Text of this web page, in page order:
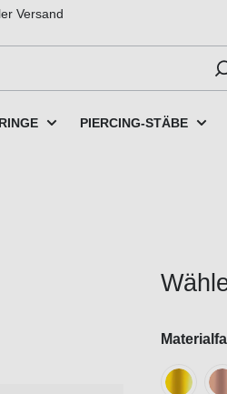
Versand
PIERCING-STÄBE